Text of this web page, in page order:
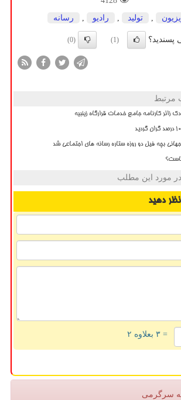
تولید رادیو رسانه
پسندید؟ (1)
(0)
مرتبط
بچه فیل دو روزه ستاره رسانه های اجتماعی شد
در مورد این مطلب
نظر دهید
= ۳ بعلاوه ۲
سرگرمی